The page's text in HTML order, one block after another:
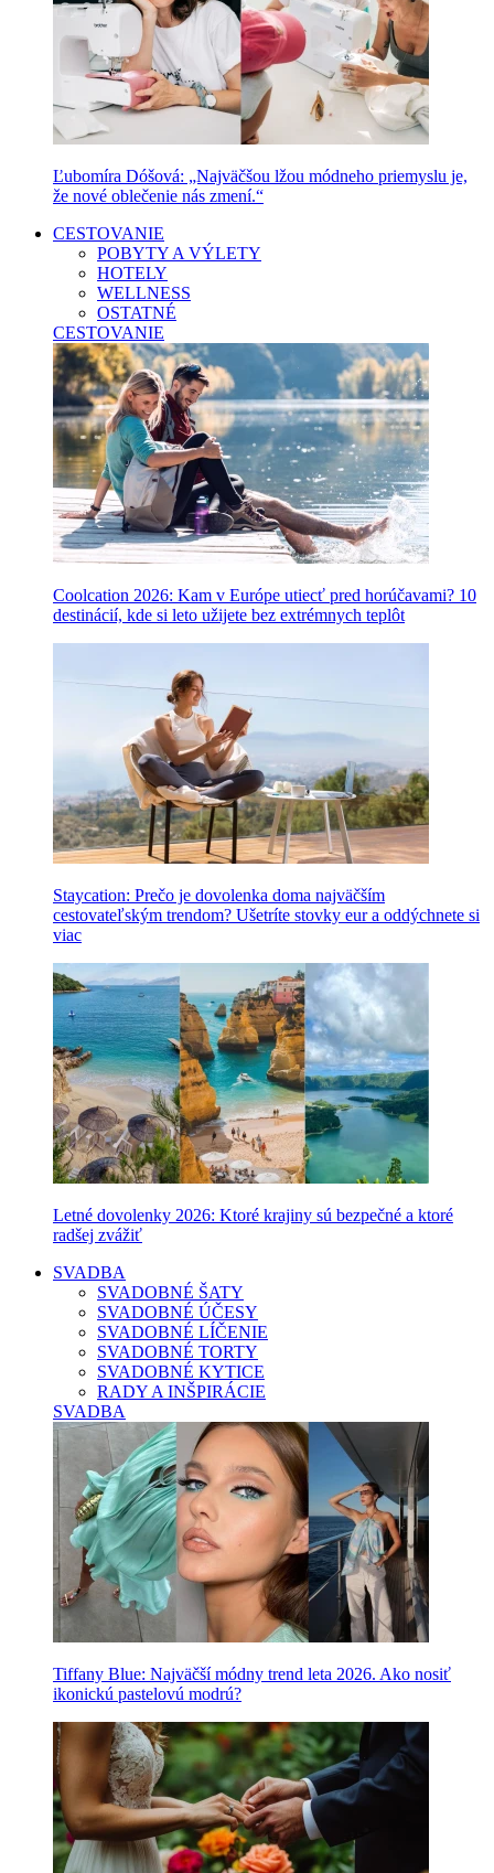
Ľubomíra Dóšová: „Najväčšou lžou módneho priemyslu je,
že nové oblečenie nás zmení.“
CESTOVANIE
POBYTY A VÝLETY
HOTELY
WELLNESS
OSTATNÉ
CESTOVANIE
Coolcation 2026: Kam v Európe utiecť pred horúčavami? 10
destinácií, kde si leto užijete bez extrémnych teplôt
Staycation: Prečo je dovolenka doma najväčším
cestovateľským trendom? Ušetríte stovky eur a oddýchnete si
viac
Letné dovolenky 2026: Ktoré krajiny sú bezpečné a ktoré
radšej zvážiť
SVADBA
SVADOBNÉ ŠATY
SVADOBNÉ ÚČESY
SVADOBNÉ LÍČENIE
SVADOBNÉ TORTY
SVADOBNÉ KYTICE
RADY A INŠPIRÁCIE
SVADBA
Tiffany Blue: Najväčší módny trend leta 2026. Ako nosiť
ikonickú pastelovú modrú?